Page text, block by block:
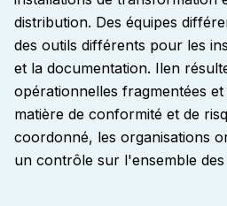
distribution. Des équipes
des outils différents pour les
et la documentation. Ilen
opérationnelles fragmentées
matière de conformité et de
coordonné, les organisations
un contrôle sur l'ensemble